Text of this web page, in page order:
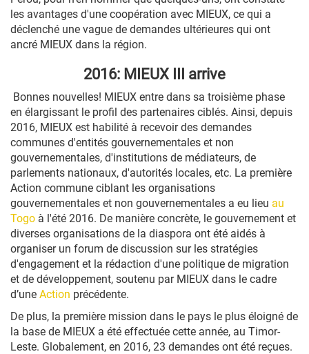
les avantages d'une coopération avec MIEUX, ce qui a
déclenché une vague de demandes ultérieures qui ont
ancré MIEUX dans la région.
2016: MIEUX III arrive
Bonnes nouvelles! MIEUX entre dans sa troisième phase
en élargissant le profil des partenaires ciblés. Ainsi, depuis
2016, MIEUX est habilité à recevoir des demandes
communes d'entités gouvernementales et non
gouvernementales, d'institutions de médiateurs, de
parlements nationaux, d'autorités locales, etc. La première
Action commune ciblant les organisations
gouvernementales et non gouvernementales a eu lieu au
Togo à l'été 2016. De manière concrète, le gouvernement et
diverses organisations de la diaspora ont été aidés à
organiser un forum de discussion sur les stratégies
d'engagement et la rédaction d'une politique de migration
et de développement, soutenu par MIEUX dans le cadre
d’une Action précédente.
De plus, la première mission dans le pays le plus éloigné de
la base de MIEUX a été effectuée cette année, au Timor-
Leste. Globalement, en 2016, 23 demandes ont été reçues.